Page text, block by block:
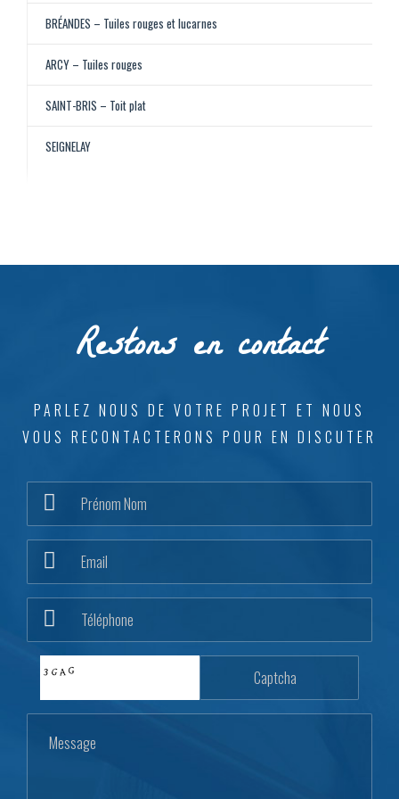
BRÉANDES – Tuiles rouges et lucarnes
ARCY – Tuiles rouges
SAINT-BRIS – Toit plat
SEIGNELAY
Restons en contact
PARLEZ NOUS DE VOTRE PROJET ET NOUS
VOUS RECONTACTERONS POUR EN DISCUTER